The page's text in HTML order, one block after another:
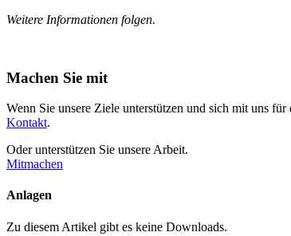
Weitere Informationen folgen.
Machen Sie mit
Wenn Sie unsere Ziele unterstützen und sich mit uns
Kontakt.
Oder unterstützen Sie unsere Arbeit.
Mitmachen
Anlagen
Zu diesem Artikel gibt es keine Downloads.